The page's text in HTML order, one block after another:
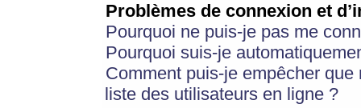
Problèmes de connexion et
Pourquoi ne puis-je pas me
Pourquoi suis-je
Comment puis-je empêcher
liste des utilisateurs en ligne ?